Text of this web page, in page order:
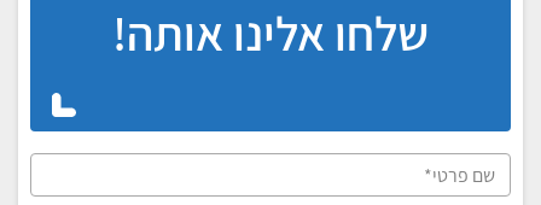
שלחו אלינו אותה!